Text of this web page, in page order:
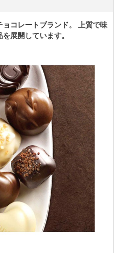
コレートブランド。 上質で味
展開しています。